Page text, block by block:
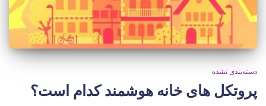
دسته‌بندی نشده
پروتکل های خانه هوشمند کدام است؟